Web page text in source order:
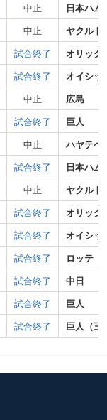
中止
日本ハム
中止
ヤクルト
試合終了
オリック
試合終了 オイシッ
中止
広島
試合終了
巨人
中止
ハヤテベ
試合終了
日本ハム
中止
ヤクルト
試合終了
オリック
試合終了 オイシッ
試合終了
ロッテ
試合終了
中日
試合終了
巨人
試合終了 巨人（三